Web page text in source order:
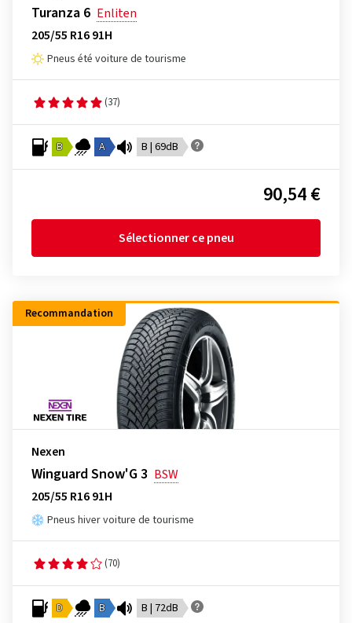
Turanza 6 Enliten
205/55 R16 91H
Pneus été voiture de tourisme
(37)
B A B | 69dB
90,54 €
Sélectionner ce pneu
Recommandation
Nexen
Winguard Snow'G 3 BSW
205/55 R16 91H
Pneus hiver voiture de tourisme
(70)
D B B | 72dB